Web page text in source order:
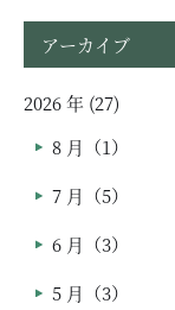
アーカイブ
2026 年 (27)
8 月（1）
7 月（5）
6 月（3）
5 月（3）